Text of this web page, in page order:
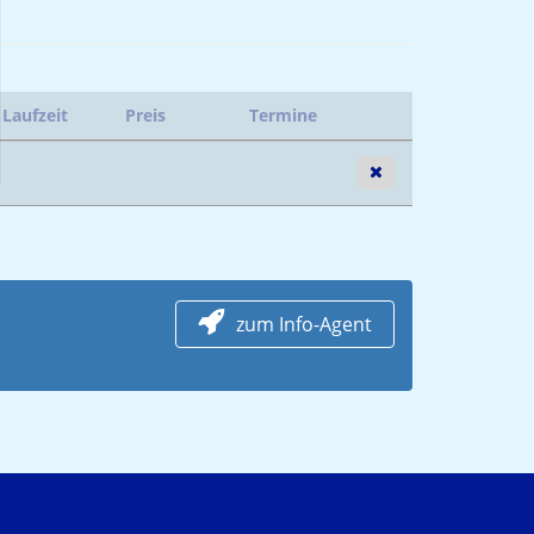
Laufzeit Preis Termine
zum Info-Agent